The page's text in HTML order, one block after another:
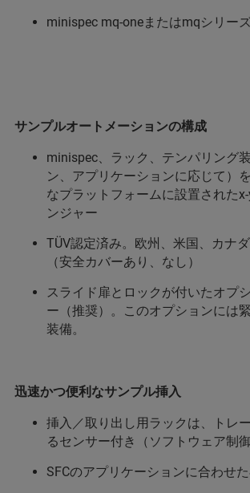
minispec mq-oneまたはmqシリー
サンプルオートメーションの構成
minispec、ラック、テンパリング
ン、アプリケーションに応じて）
なプラットフォームに設置された
ンジャー
TÜV認定済み。欧州、米国、カナ
（安全カバーあり、なし）
スライド扉とロックが付いたオプ
ー（推奨）。このオプションには
装備。
迅速かつ便利なサンプル挿入
挿入／取り出し用ラックは、トレ
るセンサー付き（ソフトウェア制御
SFCのアプリケーションに合わせ